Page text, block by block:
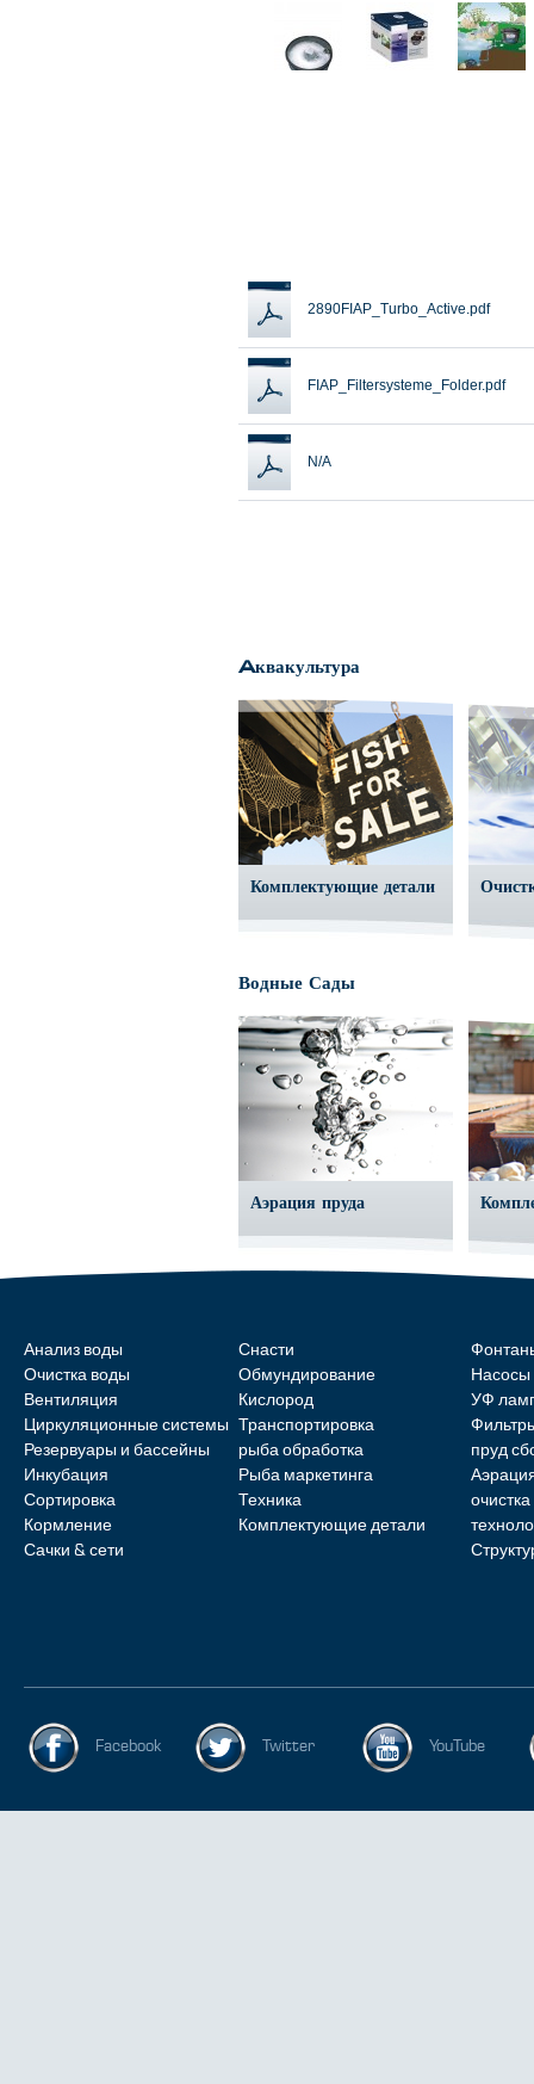
2890FIAP_Turbo_Active.pdf
FIAP_Filtersysteme_Folder.pdf
N/A
Aквакультура
Комплектующие детали
Водные Сады
Аэрация пруда
Анализ воды
Очистка воды
Вентиляция
Циркуляционные системы
Резервуары и бассейны
Инкубация
Сортировка
Кормление
Сачки & сети
Снасти
Обмундирование
Кислород
Транспортировка
рыба обработка
Рыба маркетинга
Техника
Комплектующие детали
Насосы
УФ
пруд
Facebook Twitter YouTube